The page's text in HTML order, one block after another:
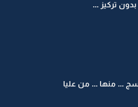
تركيز ...
... منها ... من عليا